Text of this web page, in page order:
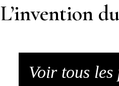
L’invention
Voir tous les